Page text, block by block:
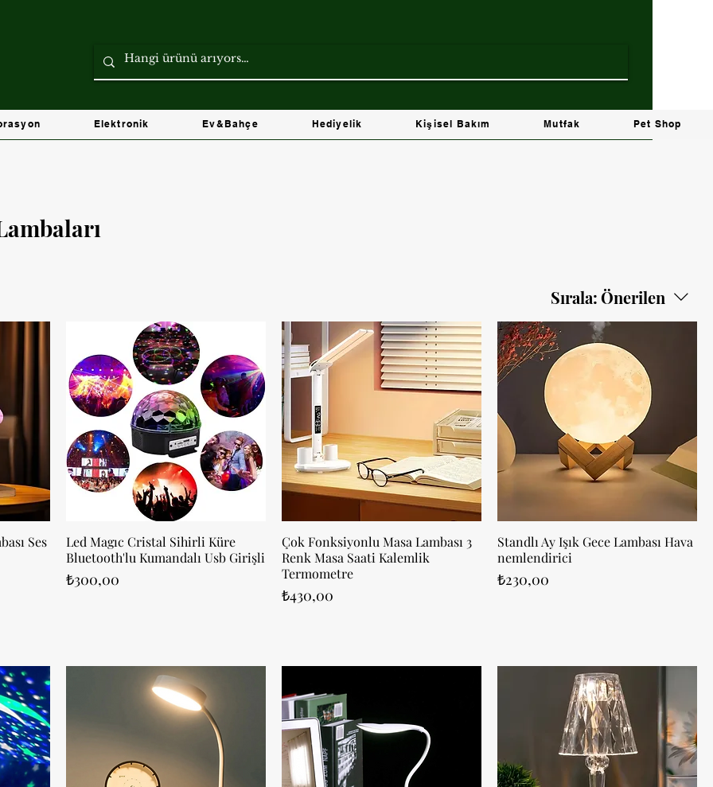
Elektronik Ev&Bahçe Hediyelik Kişisel Bakım Mutfak Pet Shop
Sırala:Önerilen
Ses
Led Magıc Cristal Sihirli Küre
Bluetooth'lu Kumandalı Usb Girişli
Fiyat
₺300,00
Çok Fonksiyonlu Masa Lambası 3
Renk Masa Saati Kalemlik
Termometre
Fiyat
₺430,00
Standlı Ay Işık Gece Lambası Hava
nemlendirici
Fiyat
₺230,00